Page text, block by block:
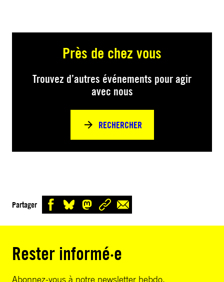
Près de chez vous
Trouvez d’autres événements pour agir
avec nous
RECHERCHER
Partager
Rester informé·e
Abonnez-vous à notre newsletter hebdo.